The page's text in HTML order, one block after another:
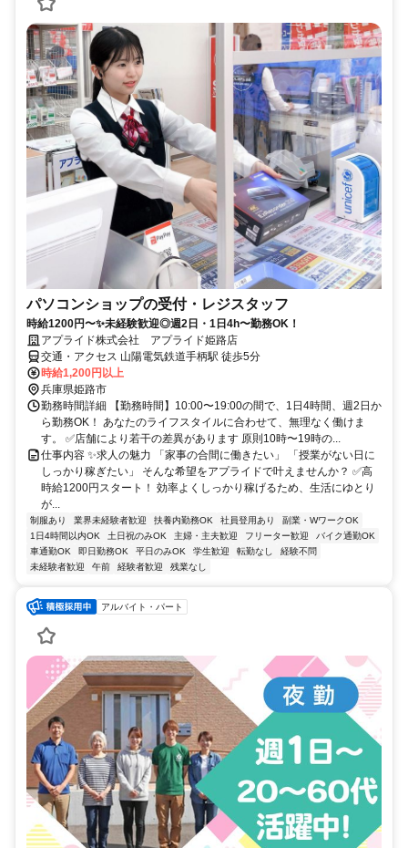
パソコンショップの受付・レジスタッフ
時給1200円〜✨未経験歓迎◎週2日・1日4h〜勤務OK！
アプライド株式会社 アプライド姫路店
交通・アクセス 山陽電気鉄道手柄駅 徒歩5分
時給1,200円以上
兵庫県姫路市
勤務時間詳細 【勤務時間】10:00〜19:00の間で、1日4時間、週2日か
ら勤務OK！ あなたのライフスタイルに合わせて、無理なく働けま
す。 ✅店舗により若干の差異があります 原則10時〜19時の...
仕事内容 ✨求人の魅力 「家事の合間に働きたい」 「授業がない日に
しっかり稼ぎたい」 そんな希望をアプライドで叶えませんか？ ✅高
時給1200円スタート！ 効率よくしっかり稼げるため、生活にゆとり
が...
制服あり 業界未経験者歓迎 扶養内勤務OK 社員登用あり
副業・WワークOK
1日4時間以内OK
土日祝のみOK 主婦・主夫歓迎 フリーター歓迎
バイク通勤OK
車通勤OK
即日勤務OK 平日のみOK 学生歓迎 転勤なし
経験不問
未経験者歓迎
午前 経験者歓迎 残業なし
アルバイト・パート